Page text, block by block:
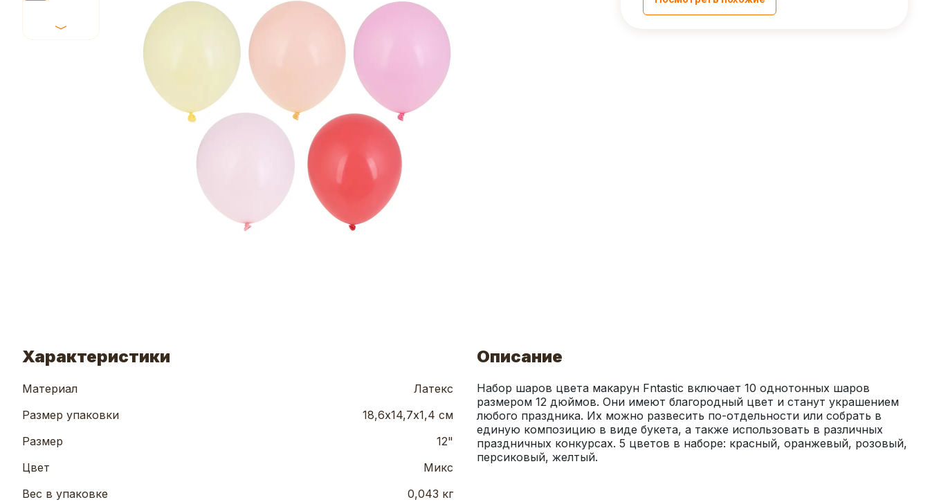
Характеристики
Материал
Латекс
Размер упаковки
18,6х14,7х1,4 см
Размер
12"
Цвет
Микс
Вес в упаковке
0,043 кг
Описание
Набор шаров цвета макарун Fntastic включает 10 однотонных шаров
размером 12 дюймов. Они имеют благородный цвет и станут украшением
любого праздника. Их можно развесить по-отдельности или собрать в
единую композицию в виде букета, а также использовать в различных
праздничных конкурсах. 5 цветов в наборе: красный, оранжевый, розовый,
персиковый, желтый.